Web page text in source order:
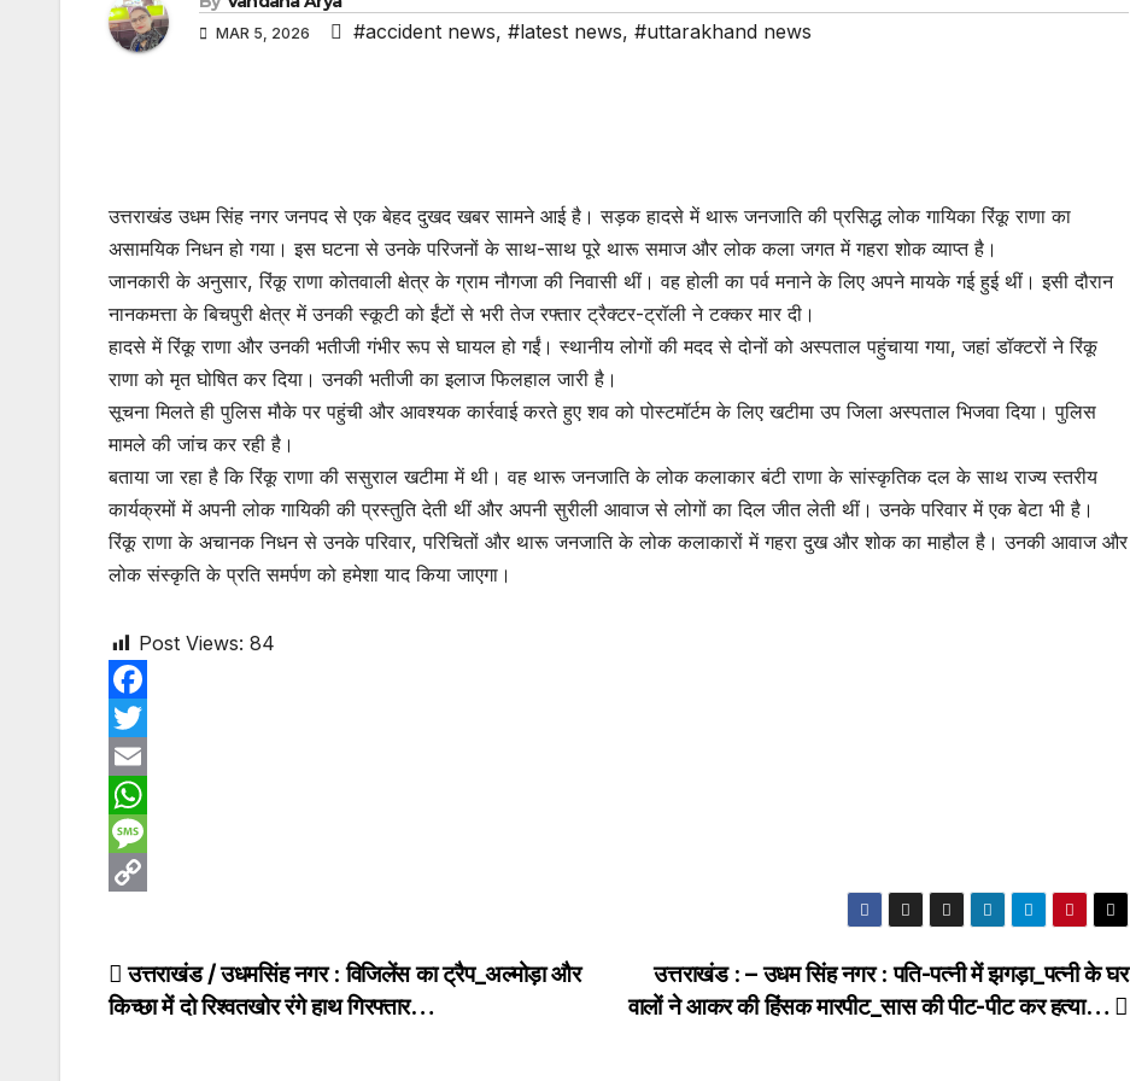
MAR 5, 2026 #accident news, #latest news, #uttarakhand news
उत्तराखंड उधम सिंह नगर जनपद से एक बेहद दुखद खबर सामने आई है। सड़क हादसे में थारू जनजाति की प्रसिद्ध लोक गायिका रिंकू राणा का
असामयिक निधन हो गया। इस घटना से उनके परिजनों के साथ-साथ पूरे थारू समाज और लोक कला जगत में गहरा शोक व्याप्त है।
जानकारी के अनुसार, रिंकू राणा कोतवाली क्षेत्र के ग्राम नौगजा की निवासी थीं। वह होली का पर्व मनाने के लिए अपने मायके गई हुई थीं। इसी दौरान
नानकमत्ता के बिचपुरी क्षेत्र में उनकी स्कूटी को ईंटों से भरी तेज रफ्तार ट्रैक्टर-ट्रॉली ने टक्कर मार दी।
हादसे में रिंकू राणा और उनकी भतीजी गंभीर रूप से घायल हो गईं। स्थानीय लोगों की मदद से दोनों को अस्पताल पहुंचाया गया, जहां डॉक्टरों ने रिंकू
राणा को मृत घोषित कर दिया। उनकी भतीजी का इलाज फिलहाल जारी है।
सूचना मिलते ही पुलिस मौके पर पहुंची और आवश्यक कार्रवाई करते हुए शव को पोस्टमॉर्टम के लिए खटीमा उप जिला अस्पताल भिजवा दिया। पुलिस
मामले की जांच कर रही है।
बताया जा रहा है कि रिंकू राणा की ससुराल खटीमा में थी। वह थारू जनजाति के लोक कलाकार बंटी राणा के सांस्कृतिक दल के साथ राज्य स्तरीय
कार्यक्रमों में अपनी लोक गायिकी की प्रस्तुति देती थीं और अपनी सुरीली आवाज से लोगों का दिल जीत लेती थीं। उनके परिवार में एक बेटा भी है।
रिंकू राणा के अचानक निधन से उनके परिवार, परिचितों और थारू जनजाति के लोक कलाकारों में गहरा दुख और शोक का माहौल है। उनकी आवाज और
लोक संस्कृति के प्रति समर्पण को हमेशा याद किया जाएगा।
Post Views: 84
F
a
c
e
b
k
T
w
r
E
m
a
W
h
s
M
s
p
Post
उत्तराखंड : – उधम सिंह नगर : पति-पत्नी में झगड़ा_पत्नी के घर
वालों ने आकर की हिंसक मारपीट_सास की पीट-पीट कर हत्या…
उत्तराखंड / उधमसिंह नगर : विजिलेंस का ट्रैप_अल्मोड़ा और
किच्छा में दो रिश्वतखोर रंगे हाथ गिरफ्तार…